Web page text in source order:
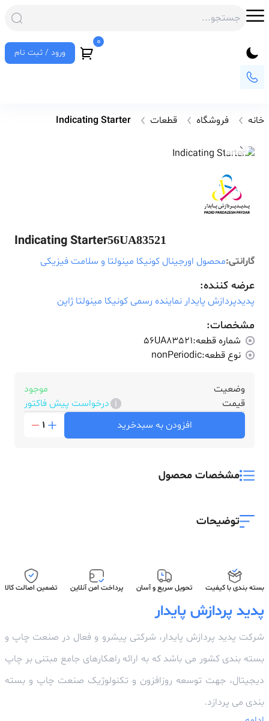
0
ورود / ثبت نام
خانه فروشگاه قطعات Indicating Starter
Indicating Starter56UA83521
گارانتی:محصول اورجینال کونیکا مینولتا و سلامت فیزیکی
عرضه کننده:
پدیدپردازش پایدار نماینده رسمی کونیکا مینولتا ژاپن
مشخصات:
شماره قطعه:56UA83521
نوع قطعه:nonPeriodic
وضعیت
موجود
قیمت
درخواست پیش فاکتور
افزودن به سبدخرید
1
مشخصات محصول
توضیحات
بسته بندی با کیفیت تحویل سریع و آسان پرداخت امن آنلاین تضمین اصالت کالا
پدید پردازش پایدار
شرکت پدید پردازش پایدار، شرکتی پیشرو و فعال در صنعت چاپ و
بسته بندی کشور می باشد که به ارائه راهکارهای جامع مبتنی بر چاپ
دیجیتال، جهت توسعه روزافزون و تکنولوژیک صنعت چاپ و بسته
بندی می پردازد.